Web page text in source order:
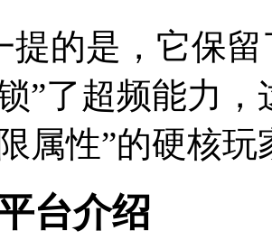
提的是，它保
”了超频能力
属性”的硬核
台介绍